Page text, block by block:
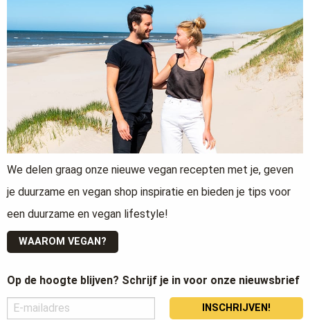
We delen graag onze nieuwe vegan recepten met je, geven
je duurzame en vegan shop inspiratie en bieden je tips voor
een duurzame en vegan lifestyle!
WAAROM VEGAN?
Op de hoogte blijven? Schrijf je in voor onze nieuwsbrief
INSCHRIJVEN!